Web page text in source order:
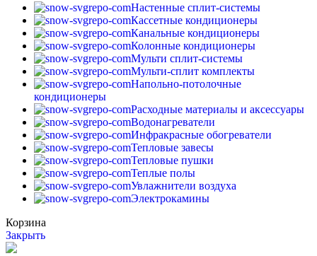
Настенные сплит-системы
Кассетные кондиционеры
Канальные кондиционеры
Колонные кондиционеры
Мульти сплит-системы
Мульти-сплит комплекты
Напольно-потолочные
кондиционеры
Расходные материалы и аксессуары
Водонагреватели
Инфракрасные обогреватели
Тепловые завесы
Тепловые пушки
Теплые полы
Увлажнители воздуха
Электрокамины
Корзина
Закрыть